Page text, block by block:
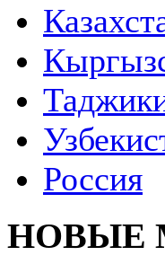
Россия
НОВЫЕ